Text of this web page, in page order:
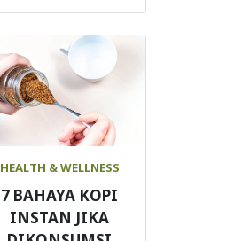
HEALTH & WELLNESS
7 BAHAYA KOPI
INSTAN JIKA